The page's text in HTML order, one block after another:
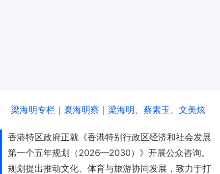
梁海明专栏｜寰海明察｜梁海明、蔡素玉、文美炫
香港特区政府正就《香港特别行政区经济和社会发展
第一个五年规划（2026—2030）》开展公众咨询。
规划提出推动文化、体育与旅游协同发展，致力于打